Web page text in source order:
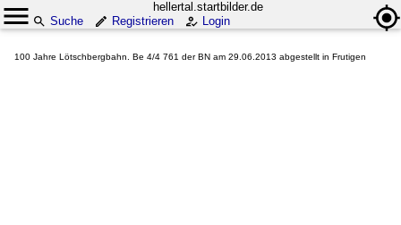
hellertal.startbilder.de
Suche
Registrieren Login
100 Jahre Lötschbergbahn. Be 4/4 761 der BN am 29.06.2013 abgestellt in Frutigen